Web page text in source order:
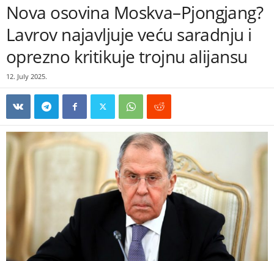
Nova osovina Moskva–Pjongjang?
Lavrov najavljuje veću saradnju i
oprezno kritikuje trojnu alijansu
12. July 2025.